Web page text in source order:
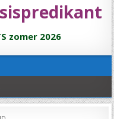
zomer 2026